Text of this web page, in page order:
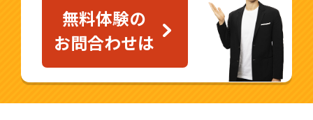
無料体験の
お問合わせは